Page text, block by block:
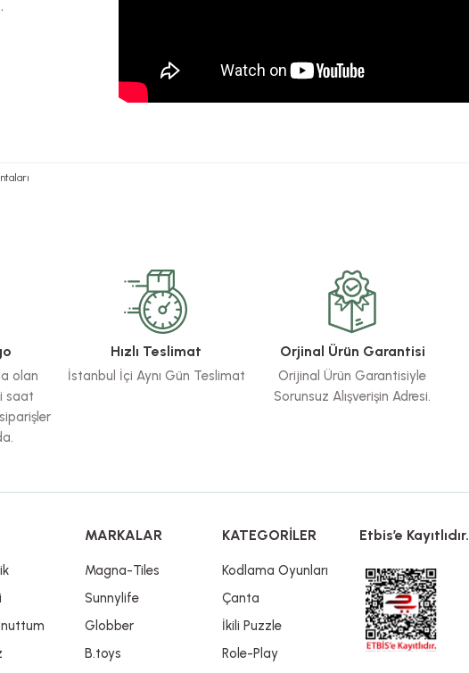
olan
saat
Hızlı Teslimat
İstanbul İçi Aynı Gün Teslimat
Orjinal Ürün Garantisi
Orijinal Ürün Garantisiyle
Sorunsuz Alışverişin Adresi.
MARKALAR
Magna-Tiles
Sunnylife
Globber
B.toys
KATEGORİLER
Kodlama Oyunları
Çanta
İkili Puzzle
Role-Play
Etbis’e Kayıtlıdır.